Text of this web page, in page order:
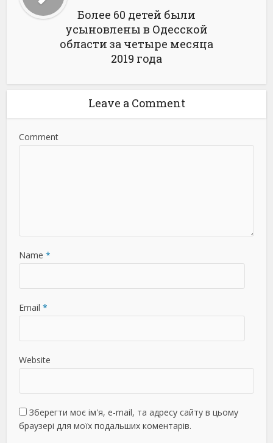
Более 60 детей были
усыновлены в Одесской
области за четыре месяца
2019 года
Leave a Comment
Comment
Name *
Email *
Website
Зберегти моє ім'я, e-mail, та адресу сайту в цьому
браузері для моїх подальших коментарів.